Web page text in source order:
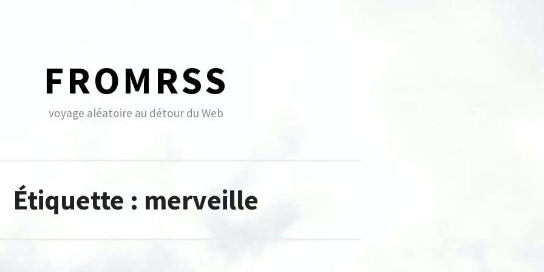
FROMRSS
voyage aléatoire au détour du Web
Étiquette : merveille